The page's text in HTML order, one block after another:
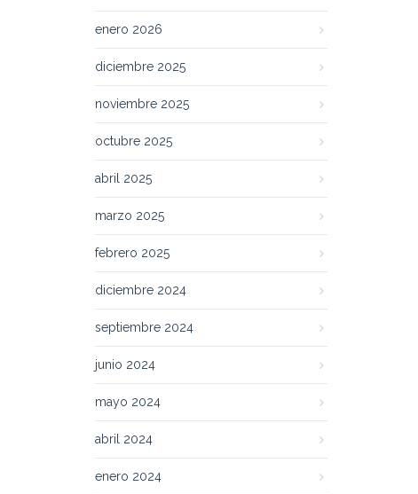
enero 2026
diciembre 2025
noviembre 2025
octubre 2025
abril 2025
marzo 2025
febrero 2025
diciembre 2024
septiembre 2024
junio 2024
mayo 2024
abril 2024
enero 2024